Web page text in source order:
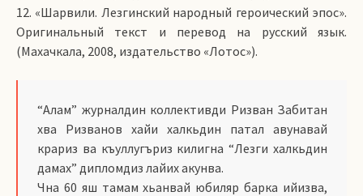
12. «Шарвили. Лезгинский народный героический эпос».
Оригинальный текст и перевод на русский язык.
(Махачкала, 2008, издательство «Лотос»).
“Алам” журналдин коллективди Ризван Забитан
хва Ризванов хайи халкьдин патал авунавай
крариз ва къуллугъриз килигна “Лезги халкьдин
дамах” дипломдиз лайих акунва.
Чна 60 яш тамам хьанвай юбиляр барка ийизва,